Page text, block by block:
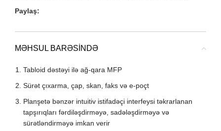
Paylaş:
MƏHSUL BARƏSINDƏ
Tabloid dəstəyi ilə ağ-qara MFP
Sürət çıxarma, çap, skan, faks və e-poçt
Planşetə bənzər intuitiv istifadəçi interfeysi təkrarlanan
tapşırıqları fərdiləşdirməyə, sadələşdirməyə və
sürətləndirməyə imkan verir